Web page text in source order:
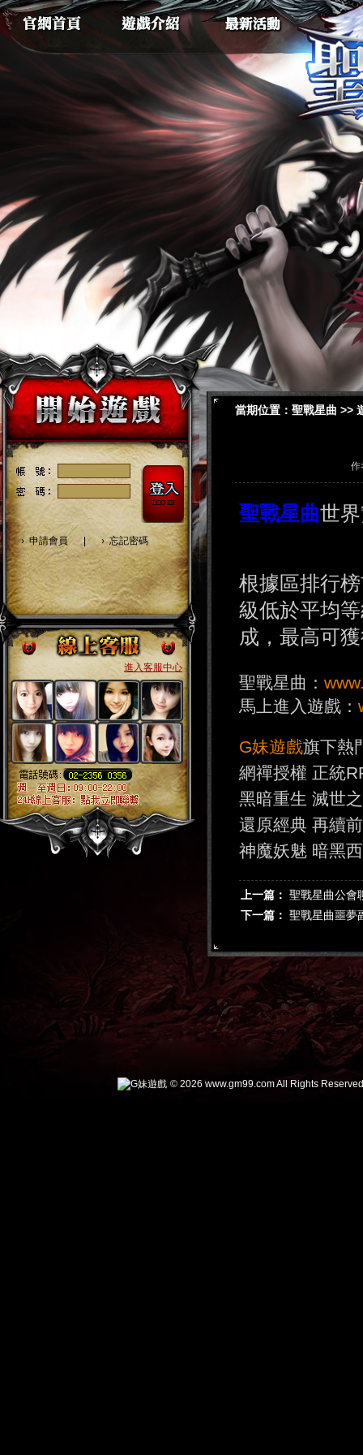
›申請會員 | ›忘記密碼
進入客服中心
當期位置： 聖戰星曲 >>
作
聖戰星曲世
根據區排行
級低於平均
成，最高可
聖戰星曲：
馬上進入遊戲：
G妹遊戲旗下熱
網禪授權 正統
黑暗重生 滅世
還原經典 再續
神魔妖魅 暗黑
上一篇： 聖戰星曲公會
下一篇： 聖戰星曲噩夢
© 2026 www.gm99.com All Rights